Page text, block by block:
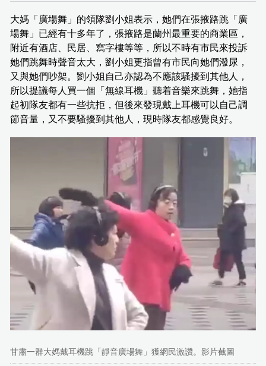
大媽「廣場舞」的領隊劉小姐表示，她們在張掖路跳「廣
場舞」已經有十多年了，張掖路是蘭州最重要的商業區，
附近有酒店、民居、寫字樓等等，所以不時有市民來投訴
她們跳舞時聲音太大，劉小姐更指曾有市民向她們潑尿，
又與她們吵架。劉小姐自己亦認為不應該騷擾到其他人，
所以提議每人買一個「無線耳機」聽着音樂來跳舞，她指
起初隊友都有一些抗拒，但後來發現戴上耳機可以自己調
節音量，又不要騷擾到其他人，現時隊友都感覺良好。
甘肅一群大媽戴耳機跳「靜音廣場舞」獲網民激讚。影片截圖